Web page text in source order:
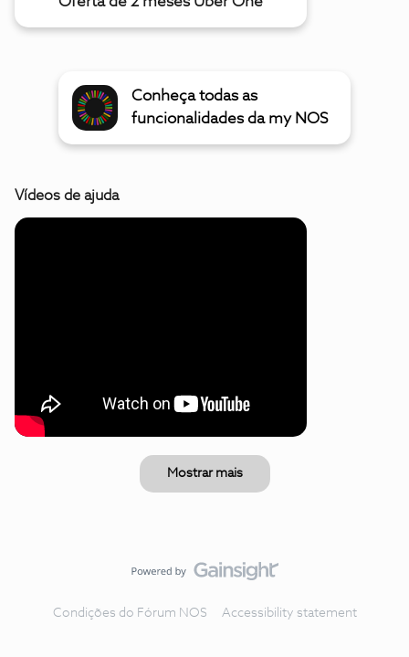
Conheça todas as
funcionalidades da my NOS
Vídeos de ajuda
Mostrar mais
Condições do Fórum NOS Accessibility statement